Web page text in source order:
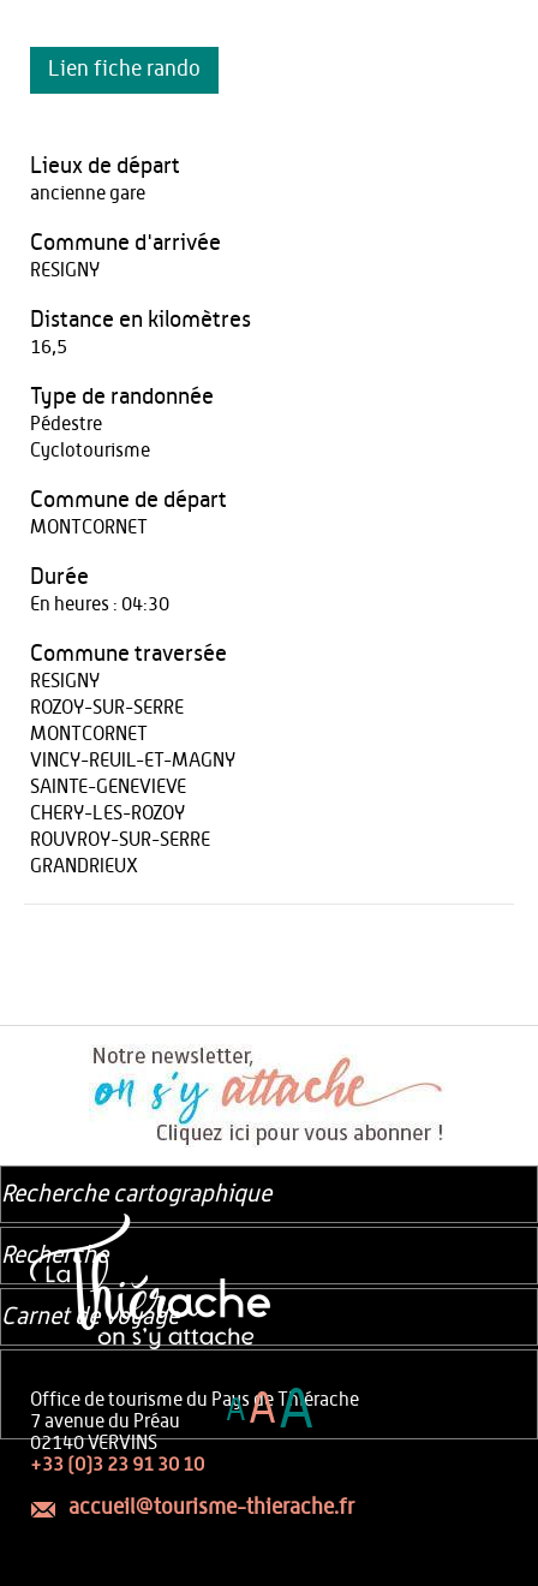
Lien fiche rando
Lieux de départ
ancienne gare
Commune d'arrivée
RESIGNY
Distance en kilomètres
16,5
Type de randonnée
Pédestre
Cyclotourisme
Commune de départ
MONTCORNET
Durée
En heures : 04:30
Commune traversée
RESIGNY
ROZOY-SUR-SERRE
MONTCORNET
VINCY-REUIL-ET-MAGNY
SAINTE-GENEVIEVE
CHERY-LES-ROZOY
ROUVROY-SUR-SERRE
GRANDRIEUX
Office de tourisme du Pays de Thiérache
7 avenue du Préau
02140 VERVINS
+33 (0)3 23 91 30 10
accueil@tourisme-thierache.fr
Recherche cartographique
Recherche
Carnet de voyage
AAA